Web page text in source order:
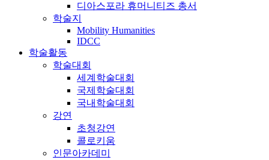
디아스포라 휴머니티즈 총서
학술지
Mobility Humanities
IDCC
학술활동
학술대회
세계학술대회
국제학술대회
국내학술대회
강연
초청강연
콜로키움
인문아카데미